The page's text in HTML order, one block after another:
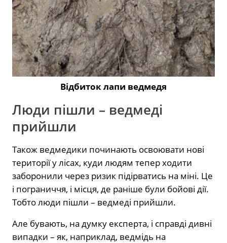
Відбиток лапи ведмедя
Люди пішли – ведмеді
прийшли
Також ведмедики починають освоювати нові
території у лісах, куди людям тепер ходити
заборонили через ризик підірватись на міні. Це
і пограниччя, і місця, де раніше були бойові дії.
Тобто люди пішли – ведмеді прийшли.
Але бувають, на думку експерта, і справді дивні
випадки – як, наприклад, ведмідь на